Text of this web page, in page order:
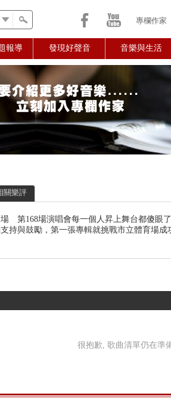
專欄作家
報導 發現好聲音 音樂與生活
關樂評
第168場演唱會每一個人昇上舞台都傻眼
持與鼓勵，第一張專輯就挑戰市立體育場成
很抱歉, 歌曲清單仍在準